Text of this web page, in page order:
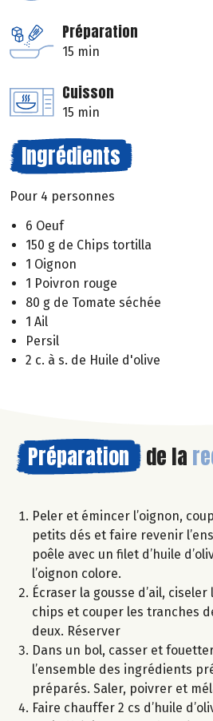
Préparation
15 min
Cuisson
15 min
Ingrédients
Pour 4 personnes
6 Oeuf
150 g de Chips tortilla
1 Oignon
1 Poivron rouge
80 g de Tomate séchée
1 Ail
Persil
2 c. à s. de Huile d'olive
Préparation de la
Peler et émincer l’oignon,
petits dés et faire revenir
poêle avec un filet d’huile
l’oignon colore.
Écraser la gousse d’ail,
chips et couper les tranches
deux. Réserver
Dans un bol, casser et
l’ensemble des ingrédients
préparés. Saler, poivrer et
Faire chauffer 2 cs d’huile